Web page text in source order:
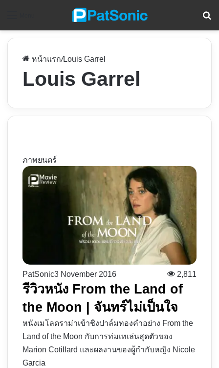
หน้าแรก/Louis Garrel
Louis Garrel
ภาพยนตร์
PatSonic3 November 2016 2,811
รีวิวหนัง From the Land of
the Moon | จันทร์ไม่เป็นใจ
หนังเมโลดราม่าเข้าชิงปาล์มทองคำอย่าง From the
Land of the Moon กับการท่มเทเล่นสุดตัวของ
Marion Cotillard และผลงานของผู้กำกับหญิง Nicole
Garcia